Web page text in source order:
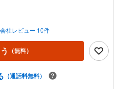
きく2つに分けてご紹介！1.＜豊富
ンション・土地...と種別を問わず
ます。更に教育施設や商業施設、
地域情報を総合し、お客様により
けるよう、しっかりとサポートさせ
豊富なスタッフ＞当社では【購入】
ん、ご購入時に気になる住宅ローン
社レビュー 10件
（無料）
（通話料無料）